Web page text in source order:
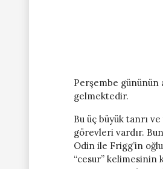
Perşembe gününün
gelmektedir.
Bu üç büyük tanrı
görevleri vardır.
Odin ile Frigg’in
“cesur” kelimesinin